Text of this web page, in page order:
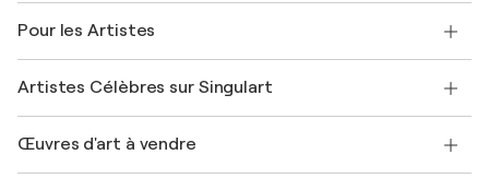
Offrir une carte cadeau
Rejoignez notre programme commercial
Mon compte
+33 1 76 44 06 42
FAQ
Magazine Singulart
Emplois
Découvrez une sélection d'art original
Pour les Artistes
Se connecter en tant qu'Artiste
Artistes Célèbres sur Singulart
Marc Chagall
Œuvres d'art à vendre